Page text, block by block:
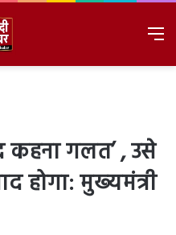
कहना गलत’ , उसे
होगा: मुख्‍यमंत्री